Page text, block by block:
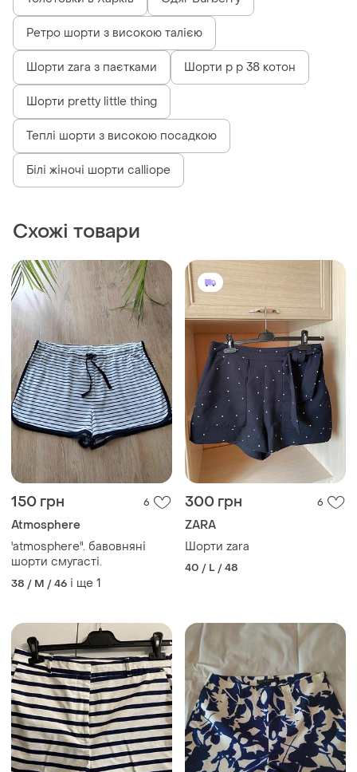
Ретро шорти з високою талією
Шорти zara з паєтками Шорти р р 38 котон
Шорти pretty little thing
Теплі шорти з високою посадкою
Білі жіночі шорти calliope
Схожі товари
150 грн 6
Atmosphere
'atmosphere". бавовняні
шорти смугасті.
38 / M / 46 і ще 1
300 грн 6
ZARA
Шорти zara
40 / L / 48